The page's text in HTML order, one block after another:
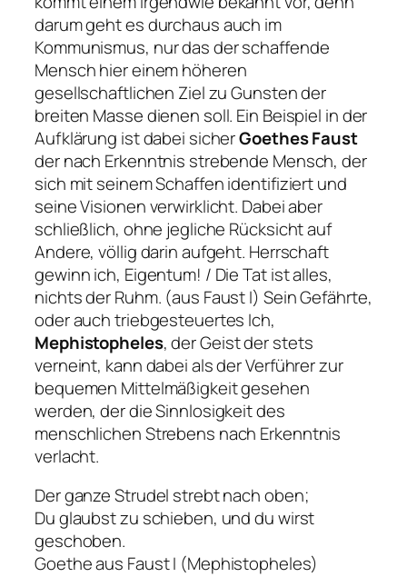
darum geht es durchaus auch im
Kommunismus, nur das der schaffende
Mensch hier einem höheren
gesellschaftlichen Ziel zu Gunsten der
breiten Masse dienen soll. Ein Beispiel in der
Aufklärung ist dabei sicherGoethes Faust
der nach Erkenntnis strebende Mensch, der
sich mit seinem Schaffen identifiziert und
seine Visionen verwirklicht. Dabei aber
schließlich, ohne jegliche Rücksicht auf
Andere, völlig darin aufgeht. Herrschaft
gewinn ich, Eigentum! / Die Tat ist alles,
nichts der Ruhm. (aus Faust I) Sein Gefährte,
oder auch triebgesteuertes Ich,
Mephistopheles, der Geist der stets
verneint, kann dabei als der Verführer zur
bequemen Mittelmäßigkeit gesehen
werden, der die Sinnlosigkeit des
menschlichen Strebens nach Erkenntnis
verlacht.
Der ganze Strudel strebt nach oben;
Du glaubst zu schieben, und du wirst
geschoben.
Goethe aus Faust I (Mephistopheles)